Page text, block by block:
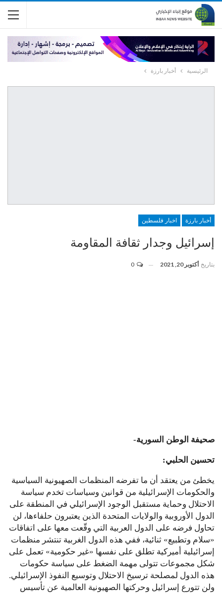
الرئيسية أخبار بارزة
أخبار بارزة اخبار فلسطين
إسرائيل وجدار ثقافة المقاومة
بتاريخ أكتوبر 20, 2021
صحيفة الوطن السورية-
تحسين الحلبي:
يخطئ من يعتقد أن ما تفرضه المنظمات الصهيونية السياسية
والحكومات الإسرائيلية من قوانين وسياسات تخدم سياسة
الاحتلال وحماية مستقبل الوجود الإسرائيلي في المنطقة على
الدول الأوروبية والولايات المتحدة الذين يعتبرون حلفاءها، لن
تحاول فرضه على الدول العربية التي وقّعت معها على اتفاقات
«سلام وتطبيع» ثنائية، ففي هذه الدول الغربية تنتشر منظمات
إسرائيلية أميركية تطلق على نفسها «غير حكومية» تعمل على
شكل مجموعات تتولى مهمة الضغط على سياسة حكومات
هذه الدول لمصلحة ترسيخ الاحتلال وتوسيع النفوذ الإسرائيلي.
ولن تتورع إسرائيل وحركتها الصهيونية العالمية عن تأسيس